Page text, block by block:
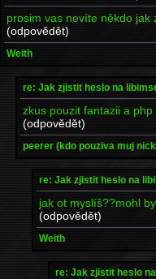
prosim vas nevíte někdo jak
(odpovědět)
Weith
re: Jak zjistit heslo na
zkus pouzit fantazii a
(odpovědět)
peerer (kdo pouziva muj
re: Jak zjistit heslo na
jak ot myslíš??mohl
(odpovědět)
Weith
re: Jak zjistit heslo